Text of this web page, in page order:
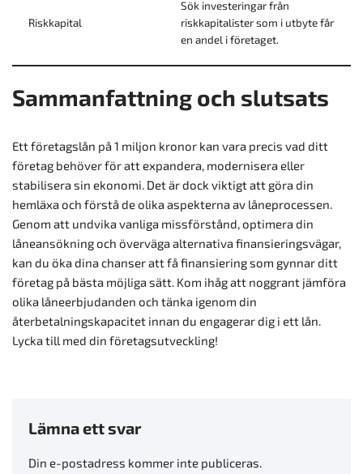
Riskkapital
Sök investeringar från
riskkapitalister som i utbyte får
en andel i företaget.
Sammanfattning och slutsats
Ett företagslån på 1 miljon kronor kan vara precis vad ditt
företag behöver för att expandera, modernisera eller
stabilisera sin ekonomi. Det är dock viktigt att göra din
hemläxa och förstå de olika aspekterna av låneprocessen.
Genom att undvika vanliga missförstånd, optimera din
låneansökning och överväga alternativa finansieringsvägar,
kan du öka dina chanser att få finansiering som gynnar ditt
företag på bästa möjliga sätt. Kom ihåg att noggrant jämföra
olika låneerbjudanden och tänka igenom din
återbetalningskapacitet innan du engagerar dig i ett lån.
Lycka till med din företagsutveckling!
Lämna ett svar
Din e-postadress kommer inte publiceras.